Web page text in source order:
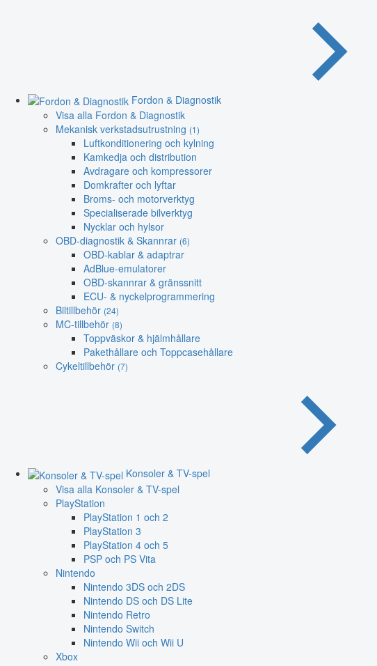
Fordon & Diagnostik
Visa alla Fordon & Diagnostik
Mekanisk verkstadsutrustning (1)
Luftkonditionering och kylning
Kamkedja och distribution
Avdragare och kompressorer
Domkrafter och lyftar
Broms- och motorverktyg
Specialiserade bilverktyg
Nycklar och hylsor
OBD-diagnostik & Skannrar (6)
OBD-kablar & adaptrar
AdBlue-emulatorer
OBD-skannrar & gränssnitt
ECU- & nyckelprogrammering
Biltillbehör (24)
MC-tillbehör (8)
Toppväskor & hjälmhållare
Pakethållare och Toppcasehållare
Cykeltillbehör (7)
Konsoler & TV-spel
Visa alla Konsoler & TV-spel
PlayStation
PlayStation 1 och 2
PlayStation 3
PlayStation 4 och 5
PSP och PS Vita
Nintendo
Nintendo 3DS och 2DS
Nintendo DS och DS Lite
Nintendo Retro
Nintendo Switch
Nintendo Wii och Wii U
Xbox